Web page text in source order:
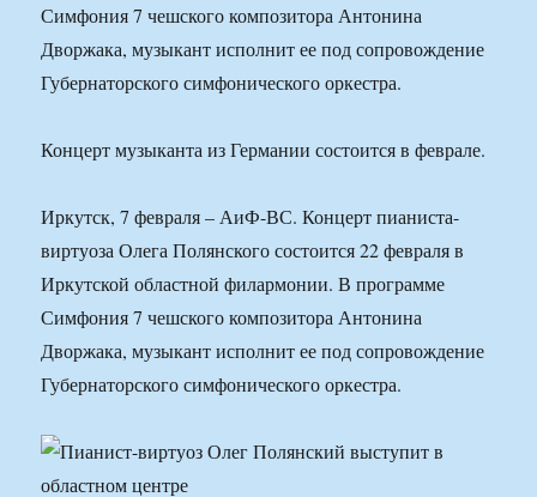
Симфония 7 чешского композитора Антонина
Дворжака, музыкант исполнит ее под сопровождение
Губернаторского симфонического оркестра.
Концерт музыканта из Германии состоится в феврале.
Иркутск, 7 февраля – АиФ-ВС. Концерт пианиста-
виртуоза Олега Полянского состоится 22 февраля в
Иркутской областной филармонии. В программе
Симфония 7 чешского композитора Антонина
Дворжака, музыкант исполнит ее под сопровождение
Губернаторского симфонического оркестра.